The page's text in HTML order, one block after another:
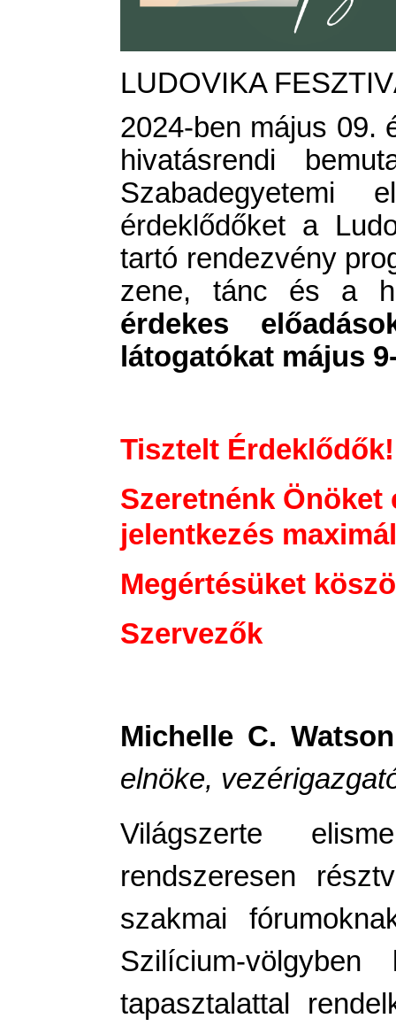
LUDOVIKA
2024-ben május 09.
hivatásrendi
érdeklődőket a
tartó rendezvény
zene, tánc és a
érdekes
látogatókat május
Tisztelt Érdeklődők!
Szeretnénk
jelentkezés
Megértésüket
Szervezők
Michelle C. Watson
elnöke,
Világszerte
rendszeresen
szakmai
Szilícium-
tapasztalattal